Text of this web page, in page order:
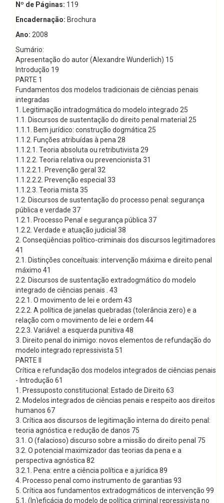
Nº de Páginas: 119
Encadernação: Brochura
Ano: 2008
Sumário:
Apresentação do autor (Alexandre Wunderlich) 15
Introdução 19
PARTE 1
Fundamentos dos modelos tradicionais de ciências penais
integradas
1. Legitimação intradogmática do modelo integrado 25
1.1. Discursos de sustentação do direito penal material 25
1.1.1. Bem jurídico: construção dogmática 25
1.1.2. Funções atribuídas à pena 28
1.1.2.1. Teoria absoluta ou retributivista 29
1.1.2.2. Teoria relativa ou prevencionista 31
1.1.2.2.1. Prevenção geral 32
1.1.2.2.2. Prevenção especial 33
1.1.2.3. Teoria mista 35
1.2. Discursos de sustentação do processo penal: segurança
pública e verdade 37
1.2.1. Processo Penal e segurança pública 37
1.2.2. Verdade e atuação judicial 38
2. Conseqüências político-criminais dos discursos legitimadores
41
2.1. Distinções conceítuais: intervenção máxima e direito penal
máximo 41
2.2. Discursos de sustentação extradogmático do modelo
integrado de ciências penais . 43
2.2.1. O movimento de lei e ordem 43
2.2.2. A política de janelas quebradas (tolerância zero) e a
relação com o movimento de lei e ordem 44
2.2.3. Variável: a esquerda punitiva 48
3. Direito penal do inimigo: novos elementos de refundação do
modelo integrado repressivista 51
PARTE II
Crítica e refundação dos modelos integrados de ciências penais
- Introdução 61
1. Pressuposto constitucional: Estado de Direito 63
2. Modelos integrados de ciências penais e respeito aos direitos
humanos 67
3. Crítica aos discursos de legitimação interna do direito penal:
teoria agnóstica e redução de danos 75
3.1. O (falacioso) discurso sobre a missão do direito penal 75
3.2. O potencial maximizador das teorias da pena e a
perspectiva agnóstica 82
3.2.1. Pena: entre a ciência política e a jurídica 89
4. Processo penal como instrumento de garantias 93
5. Crítica aos fundamentos extradogmáticos de intervenção 99
5.1. (In)eficácia do modelo de política criminal repressivista no